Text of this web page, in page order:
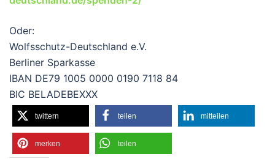
Oder:
Wolfsschutz-Deutschland e.V.
Berliner Sparkasse
IBAN DE79 1005 0000 0190 7118 84
BIC BELADEBEXXX
twittern teilen mitteilen
merken teilen